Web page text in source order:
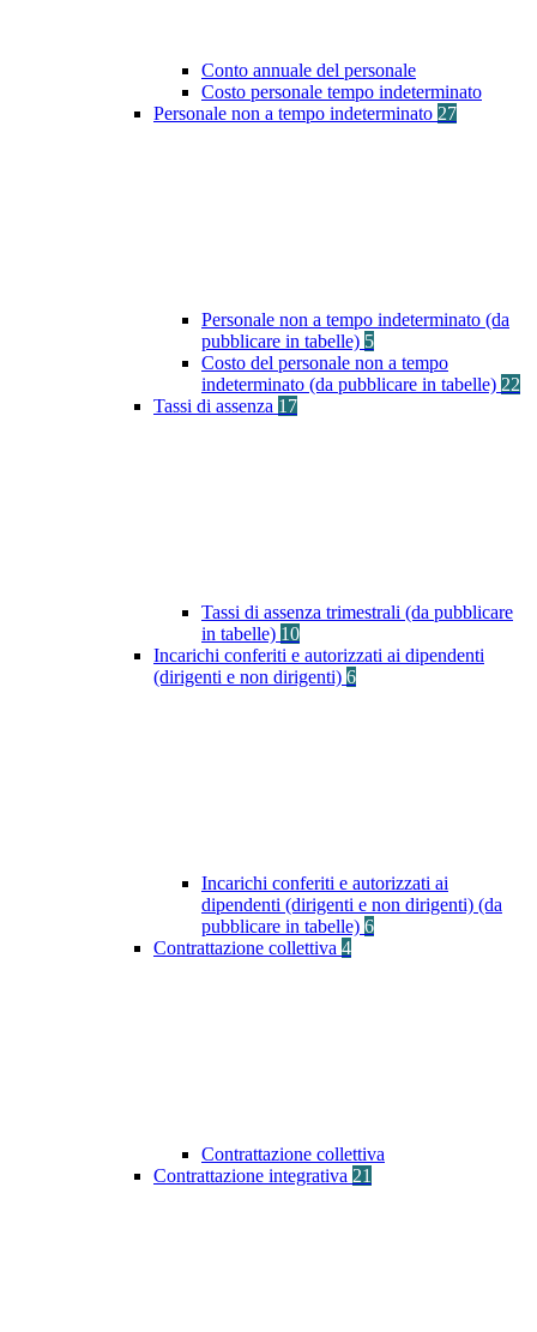
Conto annuale del personale
Costo personale tempo indeterminato
Personale non a tempo indeterminato 27
Personale non a tempo indeterminato (da
pubblicare in tabelle) 5
Costo del personale non a tempo
indeterminato (da pubblicare in tabelle) 22
Tassi di assenza 17
Tassi di assenza trimestrali (da pubblicare
in tabelle) 10
Incarichi conferiti e autorizzati ai dipendenti
(dirigenti e non dirigenti) 6
Incarichi conferiti e autorizzati ai
dipendenti (dirigenti e non dirigenti) (da
pubblicare in tabelle) 6
Contrattazione collettiva 4
Contrattazione collettiva
Contrattazione integrativa 21